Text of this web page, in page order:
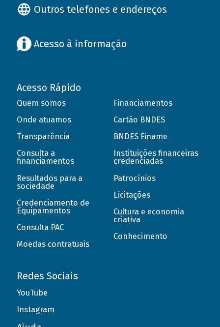
Outros telefones e endereços
Acesso à informação
Acesso Rápido
Quem somos
Onde atuamos
Transparência
Consulta a
financiamentos
Resultados para a
sociedade
Credenciamento de
Equipamentos
Consulta PAC
Moedas contratuais
Financiamentos
Cartão BNDES
BNDES Finame
Instituições financeiras
credenciadas
Patrocínios
Licitações
Cultura e economia
criativa
Conhecimento
Redes Sociais
YouTube
Instagram